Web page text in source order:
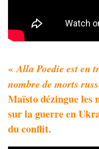
«Alla Poedie est en
nombre de morts
Maïsto dézingue les
sur la guerre en
du conflit.